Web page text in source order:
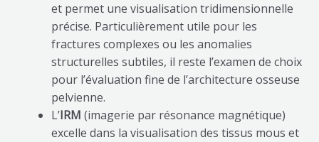
et permet une visualisation tridimensionnelle
précise. Particulièrement utile pour les
fractures complexes ou les anomalies
structurelles subtiles, il reste l’examen de choix
pour l’évaluation fine de l’architecture osseuse
pelvienne.
L’IRM (imagerie par résonance magnétique)
excelle dans la visualisation des tissus mous et